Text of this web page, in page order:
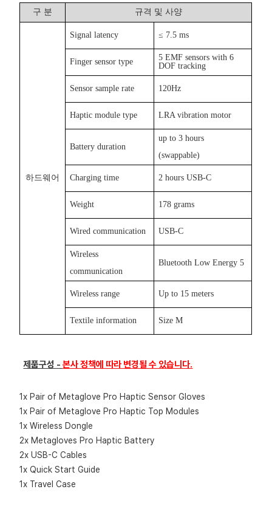
구 분 규격 및 사양
하드웨어
Signal latency ≤ 7.5 ms
Finger sensor type
5 EMF sensors with 6
DOF tracking
Sensor sample rate 120Hz
Haptic module type LRA vibration motor
Battery duration
up to 3 hours
(swappable)
Charging time 2 hours USB-C
Weight 178 grams
Wired communication USB-C
Wireless
communication
Bluetooth Low Energy 5
Wireless range Up to 15 meters
Textile information Size M
제품구성 -본사 정책에 따라 변경될 수 있습니다.
1x Pair of Metaglove Pro Haptic Sensor Gloves
1x Pair of Metaglove Pro Haptic Top Modules
1x Wireless Dongle
2x Metagloves Pro Haptic Battery
2x USB-C Cables
1x Quick Start Guide
1x Travel Case